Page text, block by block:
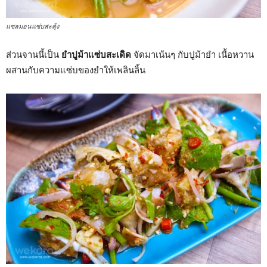
แซลมอนแซ่บสะดุ้ง
ส่วนจานนี้เป็น ยำปูม้าแซ่บสะเดิด จัดมาเน้นๆ กับปูม้ายำ เนื้อหวาน
ผสานกับความแซ่บของยำให้เพลินลิ้น